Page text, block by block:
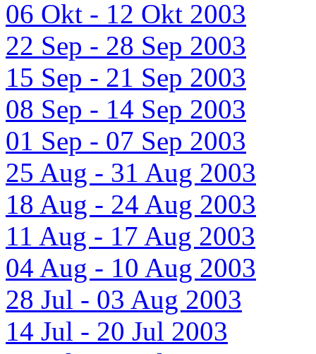
06 Okt - 12 Okt 2003
22 Sep - 28 Sep 2003
15 Sep - 21 Sep 2003
08 Sep - 14 Sep 2003
01 Sep - 07 Sep 2003
25 Aug - 31 Aug 2003
18 Aug - 24 Aug 2003
11 Aug - 17 Aug 2003
04 Aug - 10 Aug 2003
28 Jul - 03 Aug 2003
14 Jul - 20 Jul 2003